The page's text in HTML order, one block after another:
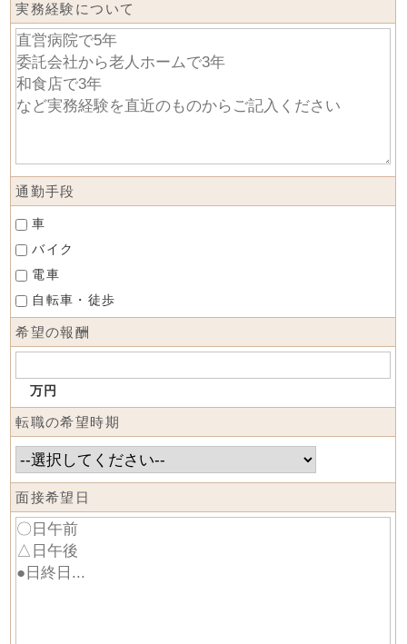
実務経験について
通勤手段
車
バイク
電車
自転車・徒歩
希望の報酬
万円
転職の希望時期
面接希望日